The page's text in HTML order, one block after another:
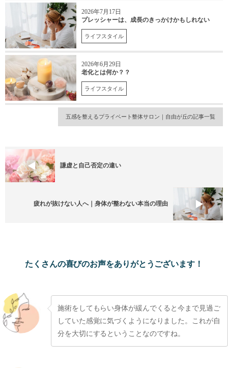
2026年7月17日
プレッシャーは、成長のきっかけかもしれない
ライフスタイル
2026年6月29日
老化とは何か？？
ライフスタイル
五感を整えるプライベート整体サロン｜自由が丘の記事一覧
謙虚と自己否定の違い
疲れが抜けない人へ｜身体が整わない本当の理由
たくさんの喜びのお声をありがとうございます！
施術をしてもらい身体が緩んでくると今まで見過ご
していた感覚に気づくようになりました。これが自
分を大切にするということなのですね。